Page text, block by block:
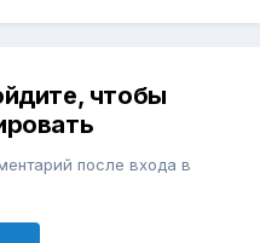
чтобы
после входа в